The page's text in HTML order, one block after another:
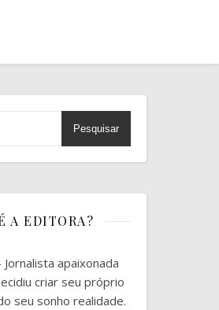
Pesquisar
A EDITORA?
Jornalista apaixonada
criar seu próprio
seu sonho realidade.